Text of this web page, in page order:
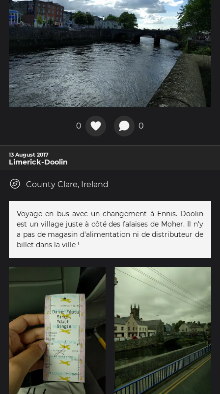
0 0
13 August 2017
Limerick-Doolin
County Clare, Ireland
Voyage en bus avec un changement à Ennis. Doolin
est un village juste à côté des falaises de Moher. Il n'y
a pas de magasin d'alimentation ni de distributeur de
billet dans la ville !